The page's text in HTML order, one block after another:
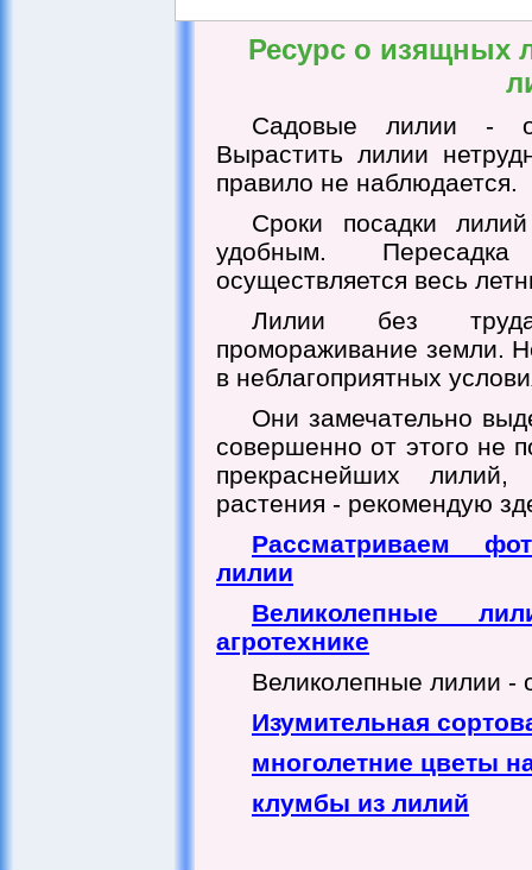
Ресурс о изящных
Садовые лилии -
Вырастить лилии
правило не наблюдается.
Сроки посадки
удобным.
осуществляется весь
Лилии без
промораживание земли.
в неблагоприятных
Они замечательно
совершенно от этого не
прекраснейших
растения - рекомендую
Рассматриваем
лилии
Великолепные
агротехнике
Великолепные лилии -
Изумительная
многолетние цветы
клумбы из лилий